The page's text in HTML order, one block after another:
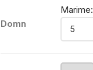
Domn
Marime: